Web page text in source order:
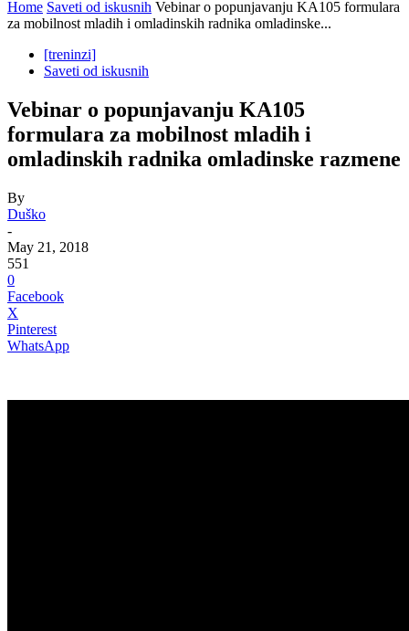
Home Saveti od iskusnih Vebinar o popunjavanju KA105 formulara
za mobilnost mladih i omladinskih radnika omladinske...
[treninzi]
Saveti od iskusnih
Vebinar o popunjavanju KA105
formulara za mobilnost mladih i
omladinskih radnika omladinske razmene
By
Duško
-
May 21, 2018
551
0
Facebook
X
Pinterest
WhatsApp